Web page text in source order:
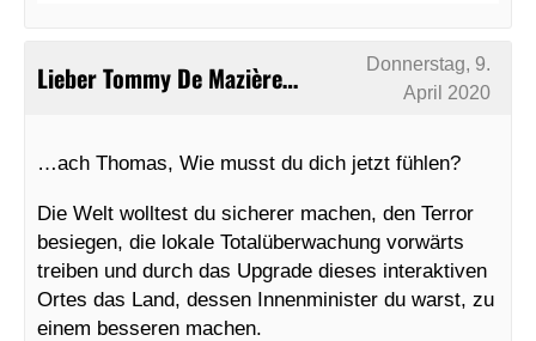
Lieber Tommy De Mazière…
Donnerstag, 9.
April 2020
…ach Thomas, Wie musst du dich jetzt fühlen?
Die Welt wolltest du sicherer machen, den Terror
besiegen, die lokale Totalüberwachung vorwärts
treiben und durch das Upgrade dieses interaktiven
Ortes das Land, dessen Innenminister du warst, zu
einem besseren machen.